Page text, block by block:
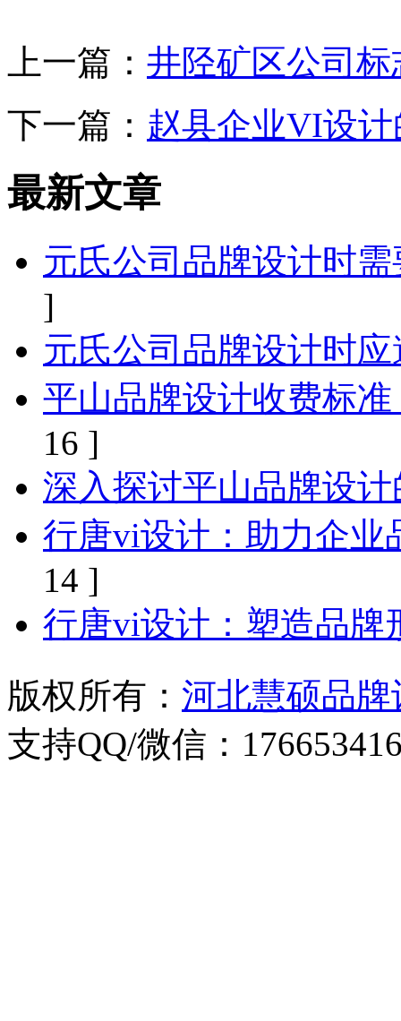
上一篇： 井陉矿区公司
下一篇： 赵县企业VI设
最新文章
元氏公司品牌设计时
]
元氏公司品牌设计时
平山品牌设计收费标
16 ]
深入探讨平山品牌设
行唐vi设计：助力企业
14 ]
行唐vi设计：塑造品牌
版权所有： 河北慧硕品
支持QQ/微信：